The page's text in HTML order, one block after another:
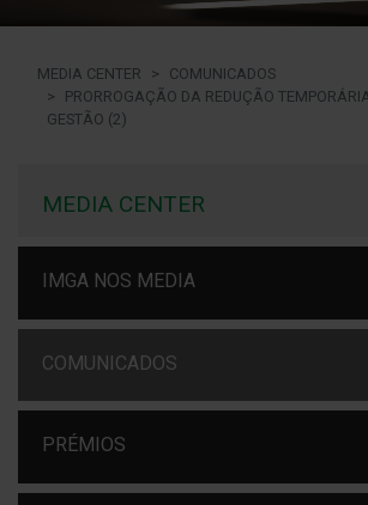
MEDIA CENTER
COMUNICADOS
PRORROGAÇÃO DA REDUÇÃO
GESTÃO (2)
MEDIA CENTER
IMGA NOS MEDIA
COMUNICADOS
PRÉMIOS